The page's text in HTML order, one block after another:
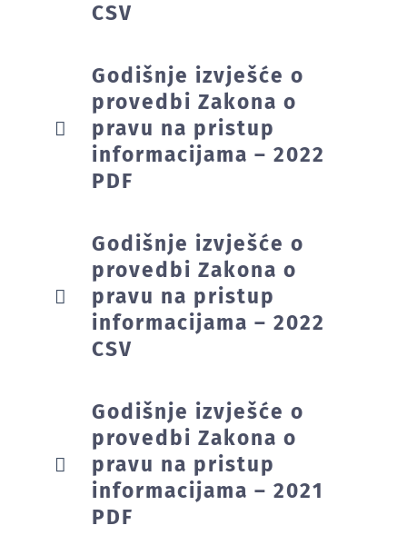
CSV
Godišnje izvješće o
provedbi Zakona o
pravu na pristup
informacijama – 2022
PDF
Godišnje izvješće o
provedbi Zakona o
pravu na pristup
informacijama – 2022
CSV
Godišnje izvješće o
provedbi Zakona o
pravu na pristup
informacijama – 2021
PDF